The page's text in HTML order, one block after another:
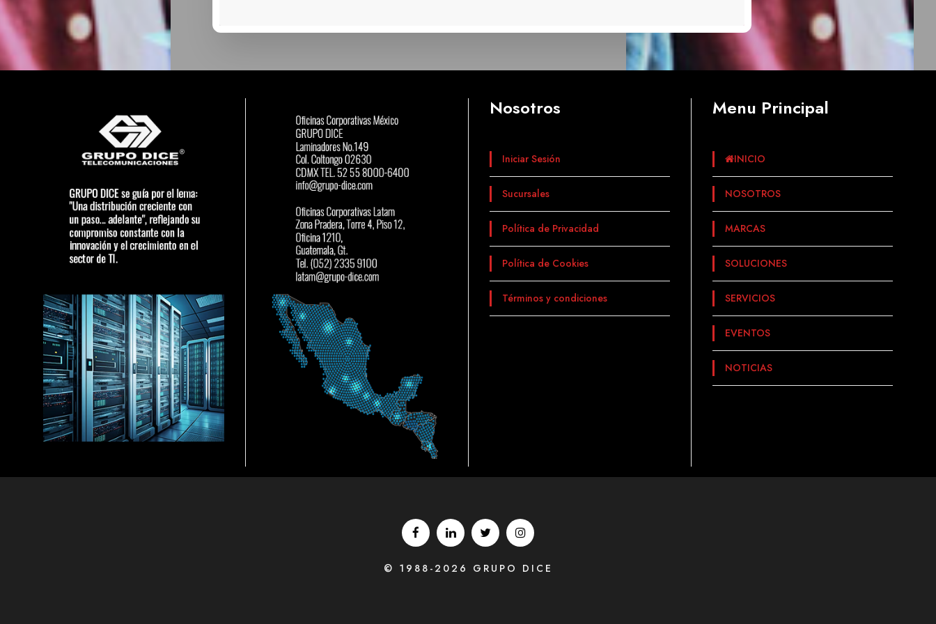
Nosotros
Iniciar Sesión
Sucursales
Política de Privacidad
Política de Cookies
Términos y condiciones
Menu Principal
INICIO
NOSOTROS
MARCAS
SOLUCIONES
SERVICIOS
EVENTOS
NOTICIAS
© 1988-2026 GRUPO DICE